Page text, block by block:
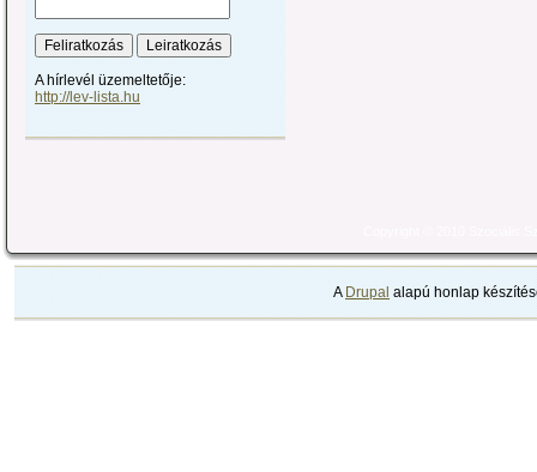
A hírlevél üzemeltetője:
http://lev-lista.hu
A Drupal alapú honlap